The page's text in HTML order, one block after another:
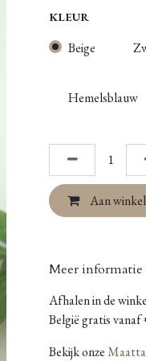
KLEUR
Beige
Hemelsblauw
Aan
Meer informatie
Afhalen in de
België gratis vanaf
Bekijk onze